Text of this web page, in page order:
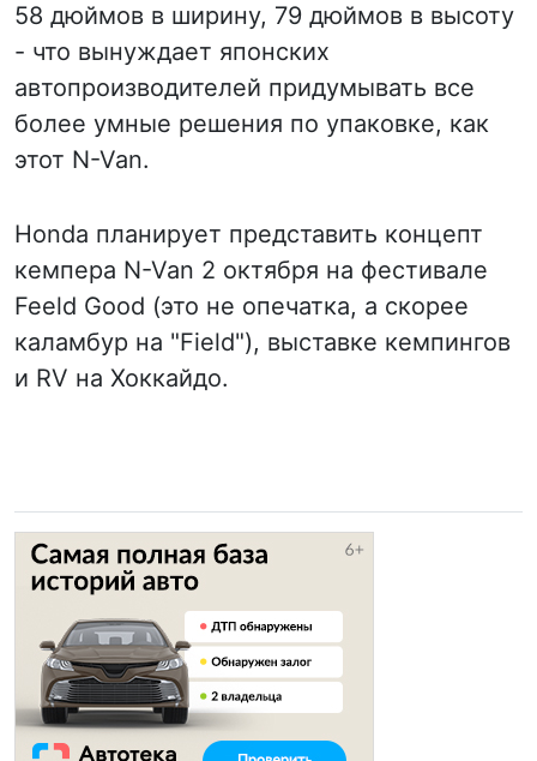
58 дюймов в ширину, 79 дюймов в высоту
- что вынуждает японских
автопроизводителей придумывать все
более умные решения по упаковке, как
этот N-Van.
Honda планирует представить концепт
кемпера N-Van 2 октября на фестивале
Feeld Good (это не опечатка, а скорее
каламбур на "Field"), выставке кемпингов
и RV на Хоккайдо.